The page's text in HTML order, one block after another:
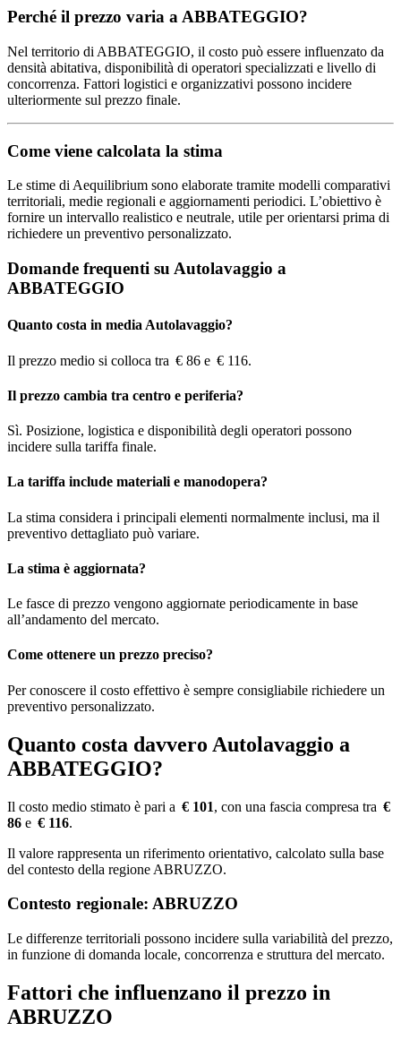
Perché il prezzo varia a ABBATEGGIO?
Nel territorio di ABBATEGGIO, il costo può essere influenzato da
densità abitativa, disponibilità di operatori specializzati e livello di
concorrenza. Fattori logistici e organizzativi possono incidere
ulteriormente sul prezzo finale.
Come viene calcolata la stima
Le stime di Aequilibrium sono elaborate tramite modelli comparativi
territoriali, medie regionali e aggiornamenti periodici. L’obiettivo è
fornire un intervallo realistico e neutrale, utile per orientarsi prima di
richiedere un preventivo personalizzato.
Domande frequenti su Autolavaggio a
ABBATEGGIO
Quanto costa in media Autolavaggio?
Il prezzo medio si colloca tra € 86 e € 116.
Il prezzo cambia tra centro e periferia?
Sì. Posizione, logistica e disponibilità degli operatori possono
incidere sulla tariffa finale.
La tariffa include materiali e manodopera?
La stima considera i principali elementi normalmente inclusi, ma il
preventivo dettagliato può variare.
La stima è aggiornata?
Le fasce di prezzo vengono aggiornate periodicamente in base
all’andamento del mercato.
Come ottenere un prezzo preciso?
Per conoscere il costo effettivo è sempre consigliabile richiedere un
preventivo personalizzato.
Quanto costa davvero Autolavaggio a
ABBATEGGIO?
Il costo medio stimato è pari a € 101, con una fascia compresa tra €
86 e € 116.
Il valore rappresenta un riferimento orientativo, calcolato sulla base
del contesto della regione ABRUZZO.
Contesto regionale: ABRUZZO
Le differenze territoriali possono incidere sulla variabilità del prezzo,
in funzione di domanda locale, concorrenza e struttura del mercato.
Fattori che influenzano il prezzo in
ABRUZZO